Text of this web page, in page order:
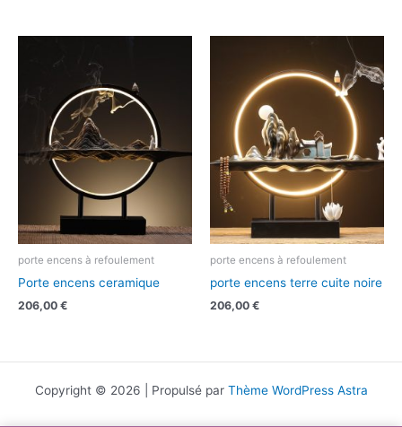
porte encens à refoulement
Porte encens ceramique
206,00 €
porte encens à refoulement
porte encens terre cuite noire
206,00 €
Copyright © 2026 | Propulsé par Thème WordPress Astra